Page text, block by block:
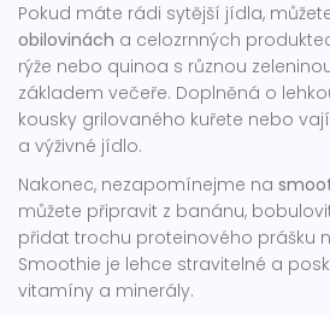
Pokud máte rádi sytější jídla,
obilovinách a celozrnných
rýže nebo quinoa s různou
základem večeře. Doplněná o
kousky grilovaného kuřete nebo
a výživné jídlo.
Nakonec, nezapomínejme na
můžete připravit z banánu,
přidat trochu proteinového prášku
Smoothie je lehce stravitelné a
vitamíny a minerály.